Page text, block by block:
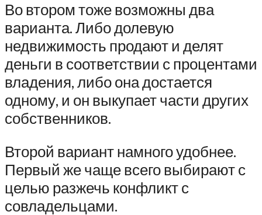
Во втором тоже возможны два
варианта. Либо долевую
недвижимость продают и делят
деньги в соответствии с процентами
владения, либо она достается
одному, и он выкупает части других
собственников.
Второй вариант намного удобнее.
Первый же чаще всего выбирают с
целью разжечь конфликт с
совладельцами.